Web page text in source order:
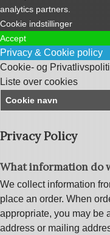
analytics partners.
Cookie indstillinger
Accept
Privacy & Cookie policy
Cookie- og
Liste over cookies
Cookie navn
Privacy Policy
What information do
We collect information
place an order. When
appropriate, you may be
address or mailing